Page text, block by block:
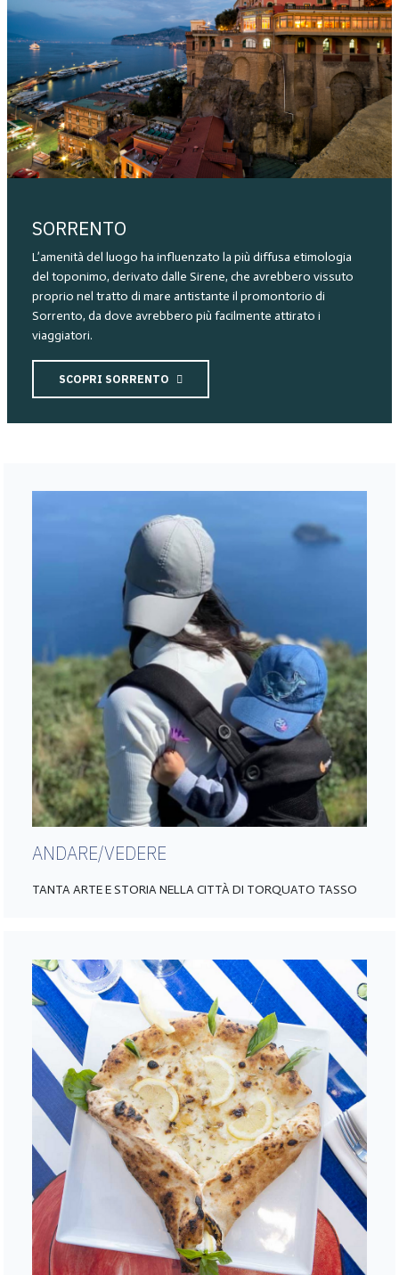
SORRENTO
L’amenità del luogo ha influenzato la più diffusa etimologia
del toponimo, derivato dalle Sirene, che avrebbero vissuto
proprio nel tratto di mare antistante il promontorio di
Sorrento, da dove avrebbero più facilmente attirato i
viaggiatori.
SCOPRI SORRENTO
ANDARE/VEDERE
TANTA ARTE E STORIA NELLA CITTÀ DI TORQUATO TASSO